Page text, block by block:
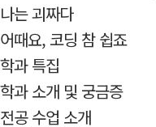
나는 괴짜다
어때요, 코딩 참 쉽죠
학과 특집
학과 소개 및 궁금증
전공 수업 소개